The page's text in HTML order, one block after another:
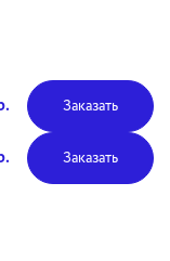
Заказать
Заказать